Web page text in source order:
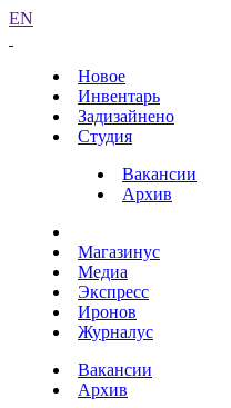
EN
Новое
Инвентарь
Задизайнено
Студия
Вакансии
Архив
Магазинус
Медиа
Экспресс
Иронов
Журналус
Вакансии
Архив